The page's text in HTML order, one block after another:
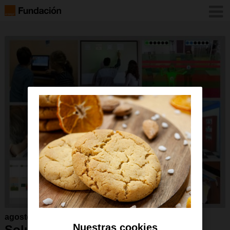
agosto 2015
Nuestras cookies